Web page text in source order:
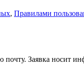
, Правилами
Заявка носит